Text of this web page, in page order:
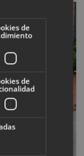
de
de